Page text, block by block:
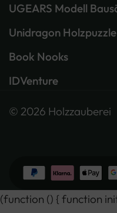
UGEARS Modell
Unidragon Holzpuzzle
Book Nooks
IDVenture
© 2026 Holzzauberei
(function () { function